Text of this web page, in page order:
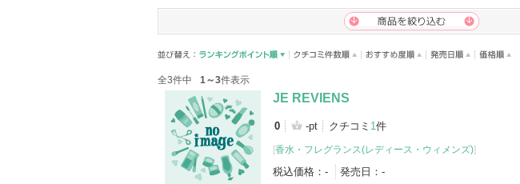
全3件中 1～3件表示
JE REVIENS
0 -pt クチコミ 1件
[香水・フレグランス(レディース・ウィメンズ)]
税込価格： - 発売日： -